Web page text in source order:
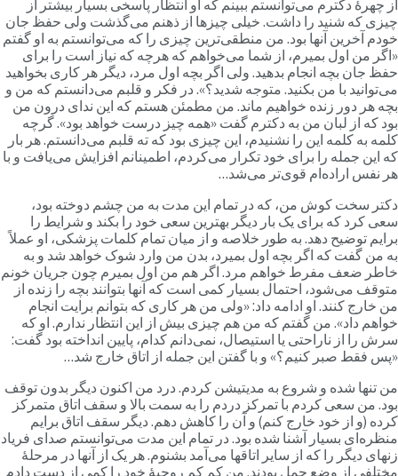
چهرۀ دکترم می‌توانستم ببینم که او انتظار پاسخی بسیار بیشتر از
که شنید را داشت. خیلی چیزها از ذهنم می‌گذشت ولی حفظ جان
آخرین آنها بود. من منطقی‌ترین چیزی را که می‌توانستم به او گفتم
من اول بمیرم، از شما می‌خواهم که هرچه که نیاز است را برای
جان بچه انجام بدهید. ولی اگر بچه اول مرد، دیگر هر کاری بخواهید
با من بکنید. متوجه شدید؟». در فکر و قلبم می‌دانستم که من و
هر دور زنده خواهیم ماند. من مطمئن هستم که این ندای درون من
که از لبان من به دکترم گفت «همه چیز درست خواهد بود». گرچه
به کلمه این را نشنیدم، این چیزی بود که ته قلبم می‌دانستم. هر بار
این جمله را برای خود تکرار می‌کردم، اطمینانم افزایش می‌یافت و با
نفس اراده‌ام قوی‌تر می‌شد…
سخت کوش من، که در تمام این مدت به من چشم دوخته بود،
کرد که برای یک بار دیگر بهترین سعی خود را بکند و شرایط را
توضیح دهد. به طور خلاصه و از میان تمام کلمات پزشکی، او عملاً
من گفت که اگر بچه اول بمیرد، بدن من وارد شوک خواهد شد و به
ضعف مفرط خواهم مرد. اگر هم من اول بمیرم چون جریان خونم
می‌شود، احتمال بسیار کمی است که آنها بتوانند بچه را زنده از
خارج کنند. او ادامه داد: «ولی من هر کاری که بتوانم برایت انجام
داد». من گفتم که من هم چیزی بیش از این انتظار ندارم. او که
را از ناراحتی یا استیصال، نمی‌دانم کدام، پایین انداخته بود گفت:
فقط صبر کنیم؟» و با گفتن این جمله از اتاق خارج شد…
تنها شده و شروع به مدیتیشن کردم. درد من اکنون دیگر بدون توقف
من سعی کردم با تمرکز دردم را به سمت بالا و سقف اتاق متمرکز
(و از خود خارج کنم) و آن را کاهش دهم. دیگر سقف اتاق برایم
بسیار آشنا شده بود. در تمام این مدت می‌توانستم صدای فریاد
دیگر را که از سایر اتاقها می‌آمد بشنوم. هر یک از آنها در مرحلۀ
از وضع حمل بودند. من کم کم روحیۀ خود را کمی از دست دادم